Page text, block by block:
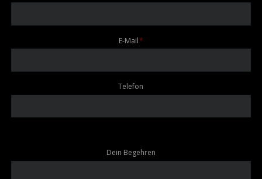
Pflichtfeld
E-Mail*
Telefon
Dein Begehren